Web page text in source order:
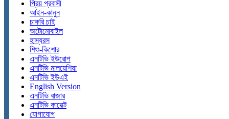
প্রিয় প্রবাসী
আইন-কানুন
চাকরি চাই
অটোমোবাইল
হাস্যরস
শিশু-কিশোর
এনটিভি ইউরোপ
এনটিভি মালয়েশিয়া
এনটিভি ইউএই
English Version
এনটিভি বাজার
এনটিভি কানেক্ট
যোগাযোগ